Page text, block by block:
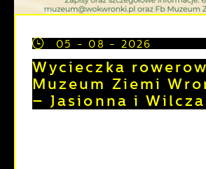
05 - 08 - 2026
Wycieczka
Muzeum Ziemi
– Jasionna i